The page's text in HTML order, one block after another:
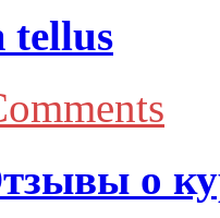
tellus
о